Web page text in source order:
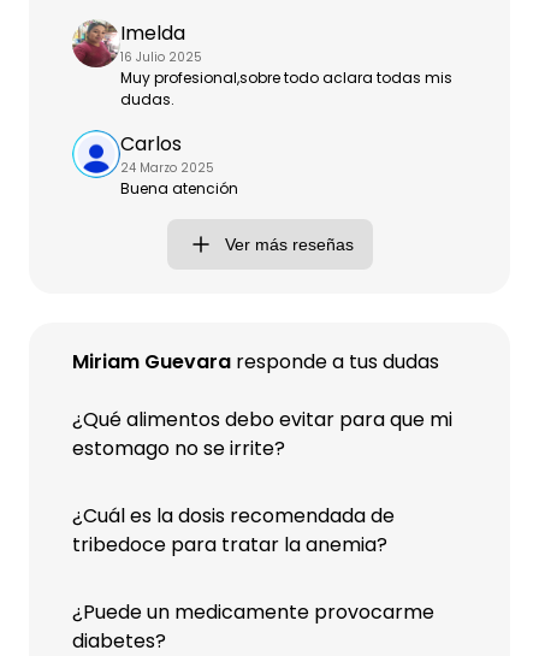
Miriam Guevara responde a tus dudas
¿Qué alimentos debo evitar para que mi
estomago no se irrite?
¿Cuál es la dosis recomendada de
tribedoce para tratar la anemia?
¿Puede un medicamente provocarme
diabetes?
Imelda
16 Julio 2025
Muy profesional,sobre todo aclara todas mis
dudas.
Carlos
24 Marzo 2025
Buena atención
Ver más reseñas